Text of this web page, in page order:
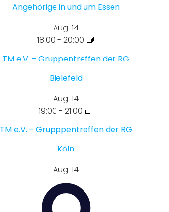
Angehörige in und um Essen
Aug. 14
18:00 - 20:00
TM e.V. – Gruppentreffen der RG
Bielefeld
Aug. 14
19:00 - 21:00
TM e.V. – Grupppentreffen der RG
Köln
Aug. 14